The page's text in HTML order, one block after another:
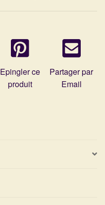
Epingler ce
produit
Partager par
Email